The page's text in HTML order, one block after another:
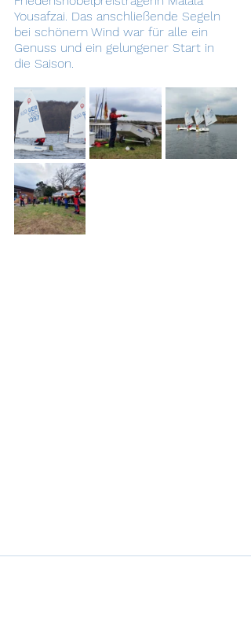
Yousafzai. Das anschließende Segeln
bei schönem Wind war für alle ein
Genuss und ein gelungener Start in
die Saison.